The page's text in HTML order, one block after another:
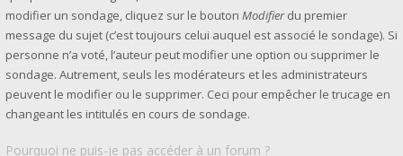
modifier un sondage, cliquez sur le bouton Modifierdu premier
message du sujet (c’est toujours celui auquel est associé le sondage). Si
personne n’a voté, l’auteur peut modifier une option ou supprimer le
sondage. Autrement, seuls les modérateurs et les administrateurs
peuvent le modifier ou le supprimer. Ceci pour empêcher le trucage en
changeant les intitulés en cours de sondage.
Pourquoi ne puis-je pas accéder à un forum ?